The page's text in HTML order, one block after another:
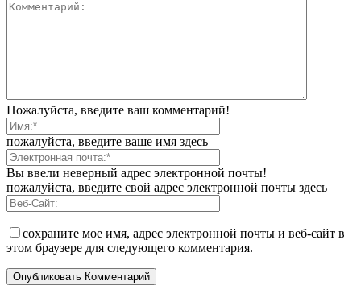
Пожалуйста, введите ваш комментарий!
пожалуйста, введите ваше имя здесь
Вы ввели неверный адрес электронной почты!
пожалуйста, введите свой адрес электронной почты здесь
сохраните мое имя, адрес электронной почты и веб-сайт в
этом браузере для следующего комментария.